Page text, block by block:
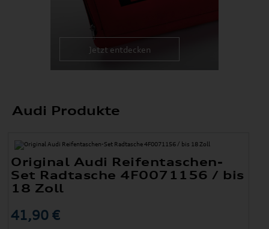
Jetzt entdecken
Audi Produkte
Original Audi Reifentaschen-
Set Radtasche 4F0071156 / bis
18 Zoll
41,90 €